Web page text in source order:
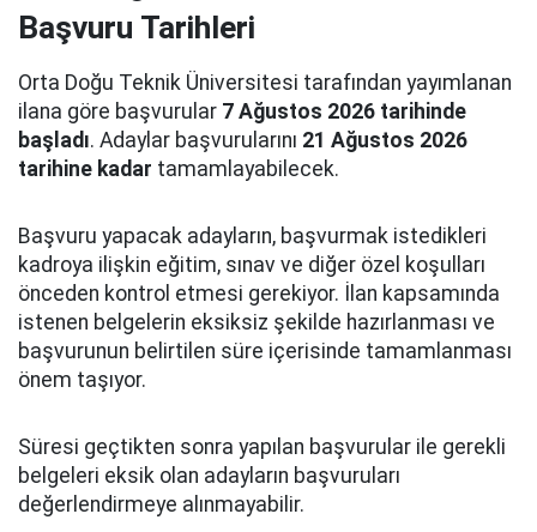
Başvuru Tarihleri
Orta Doğu Teknik Üniversitesi tarafından yayımlanan
ilana göre başvurular 7 Ağustos 2026 tarihinde
başladı. Adaylar başvurularını 21 Ağustos 2026
tarihine kadar tamamlayabilecek.
Başvuru yapacak adayların, başvurmak istedikleri
kadroya ilişkin eğitim, sınav ve diğer özel koşulları
önceden kontrol etmesi gerekiyor. İlan kapsamında
istenen belgelerin eksiksiz şekilde hazırlanması ve
başvurunun belirtilen süre içerisinde tamamlanması
önem taşıyor.
Süresi geçtikten sonra yapılan başvurular ile gerekli
belgeleri eksik olan adayların başvuruları
değerlendirmeye alınmayabilir.